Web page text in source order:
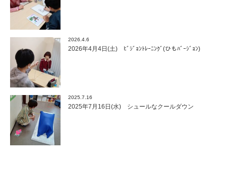
2026.4.6
2026年4月4日(土) ﾋﾞｼﾞｮﾝﾄﾚｰﾆﾝｸﾞ(ひもﾊﾞｰｼﾞｮﾝ)
2025.7.16
2025年7月16日(水) シュールなクールダウン